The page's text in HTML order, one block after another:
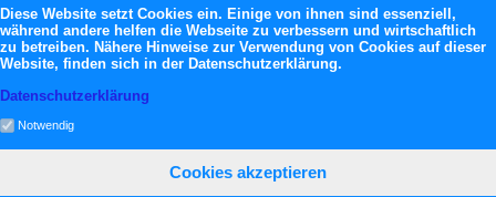
Im Forum sind zur Zeit 3023 Benutzer online
Es erwarten dich:
13.119 registrierte Mitglieder
71.049 Themen
Diese Website setzt Cookies ein. Einige von ihnen sind essenziell,
während andere helfen die Webseite zu verbessern und wirtschaftlich
zu betreiben. Nähere Hinweise zur Verwendung von Cookies auf dieser
Website, finden sich in der Datenschutzerklärung.
Datenschutzerklärung
Notwendig
Cookies akzeptieren